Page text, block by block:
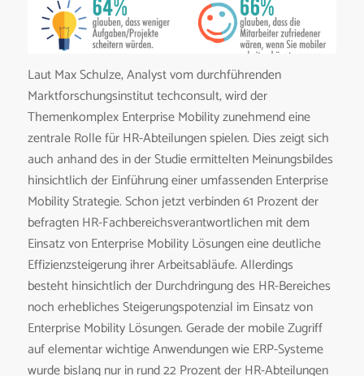
Laut Max Schulze, Analyst vom durchführenden
Marktforschungsinstitut techconsult, wird der
Themenkomplex Enterprise Mobility zunehmend eine
zentrale Rolle für HR-Abteilungen spielen. Dies zeigt sich
auch anhand des in der Studie ermittelten Meinungsbildes
hinsichtlich der Einführung einer umfassenden Enterprise
Mobility Strategie. Schon jetzt verbinden 61 Prozent der
befragten HR-Fachbereichsverantwortlichen mit dem
Einsatz von Enterprise Mobility Lösungen eine deutliche
Effizienzsteigerung ihrer Arbeitsabläufe. Allerdings
besteht hinsichtlich der Durchdringung des HR-Bereiches
noch erhebliches Steigerungspotenzial im Einsatz von
Enterprise Mobility Lösungen. Gerade der mobile Zugriff
auf elementar wichtige Anwendungen wie ERP-Systeme
wurde bislang nur in rund 22 Prozent der HR-Abteilungen